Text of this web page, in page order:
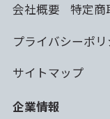
会社概要
特定商
プライバシーポリ
サイトマップ
企業情報